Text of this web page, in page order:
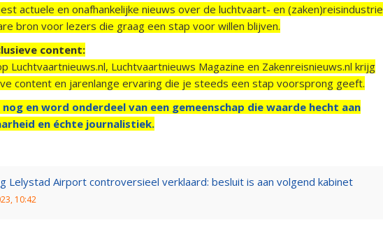
actuele en onafhankelijke nieuws over de luchtvaart- en (zaken)reisindustrie
bron voor lezers die graag een stap voor willen blijven.
content:
Luchtvaartnieuws.nl, Luchtvaartnieuws Magazine en Zakenreisnieuws.nl krijg
content en jarenlange ervaring die je steeds een stap voorsprong geeft.
en word onderdeel van een gemeenschap die waarde hecht aan
en échte journalistiek.
Lelystad Airport controversieel verklaard: besluit is aan volgend kabinet
10:42